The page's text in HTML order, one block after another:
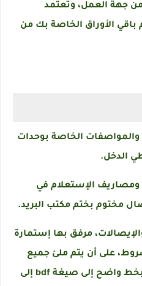
جهة العمل، وتعتمد
باقي الأوراق الخاصة بك من
والمواصفات الخاصة بوحدات
الدخل.
ومصاريف الإستعلام في
مختوم بختم مكتب البريد.
مرفق بها إستمارة
على أن يتم ملئ جميع
الخانات والبيانات المطلوبة بخط واضح إلى صيغة bdf إلى